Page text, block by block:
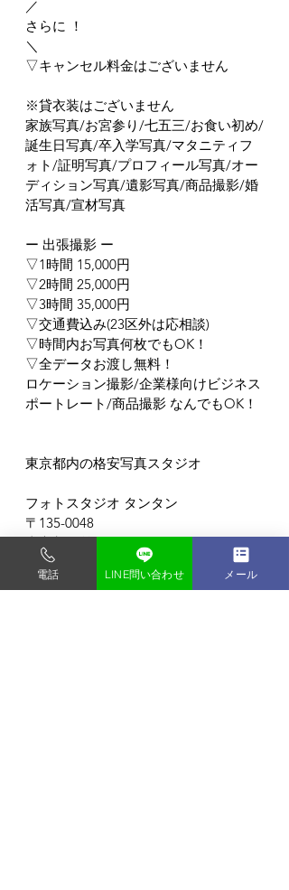
／
さらに ！
＼
▽キャンセル料金はございません
※貸衣装はございません
家族写真/お宮参り/七五三/お食い初め/
誕生日写真/卒入学写真/マタニティフ
ォト/証明写真/プロフィール写真/オー
ディション写真/遺影写真/商品撮影/婚
活写真/宣材写真
ー 出張撮影 ー
▽1時間 15,000円
▽2時間 25,000円
▽3時間 35,000円
▽交通費込み(23区外は応相談)
▽時間内お写真何枚でもOK！
▽全データお渡し無料！
ロケーション撮影/企業様向けビジネス
ポートレート/商品撮影 なんでもOK！
東京都内の格安写真スタジオ
フォトスタジオ タンタン
〒135-0048
東京都門前仲町1-9-2-2F
門前仲町駅から徒歩3分 (バリアフリー)
電話 LINE問い合わせ メール